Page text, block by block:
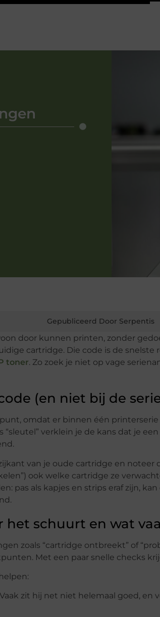
Gepubliceerd Door Serpentis
door kunnen printen, zonder
cartridge. Die code is de snelste
toner. Zo zoek je niet op vage
(en niet bij de
omdat er binnen één
“sleutel” verklein je de kans dat je
van je oude cartridge en
ook welke cartridge ze
pas als kapjes en strips eraf zijn,
het schuurt en wat
zoals “cartridge ontbreekt” of
Met een paar snelle checks
zit hij net niet helemaal goed,